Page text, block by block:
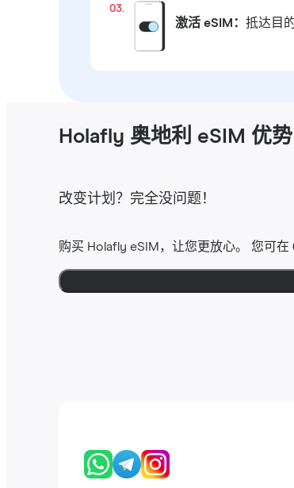
03.
激活 eSIM：抵达目
Holafly 奥地利 eSIM 优势
改变计划？完全没问题！
购买 Holafly eSIM，让您更放心。 您可在